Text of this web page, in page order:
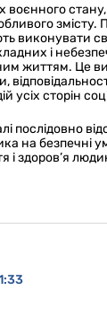
воєнного
змісту.
виконувати
і
життям. Це
усіх сторін
послідовно
на безпечні
і здоров’я